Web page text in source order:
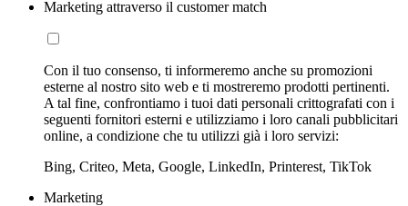
Marketing attraverso il customer match
Con il tuo consenso, ti informeremo anche su promozioni
esterne al nostro sito web e ti mostreremo prodotti pertinenti.
A tal fine, confrontiamo i tuoi dati personali crittografati con i
seguenti fornitori esterni e utilizziamo i loro canali pubblicitari
online, a condizione che tu utilizzi già i loro servizi:
Bing, Criteo, Meta, Google, LinkedIn, Printerest, TikTok
Marketing